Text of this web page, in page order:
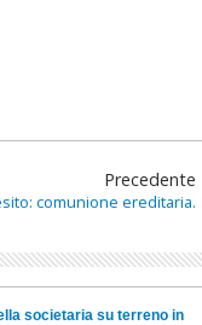
Precedente
comunione ereditaria.
societaria su terreno in